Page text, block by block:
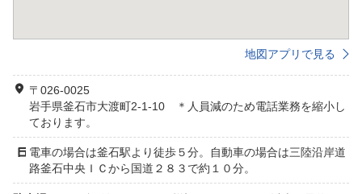
地図アプリで見る
〒026-0025
岩手県釜石市大渡町2-1-10 ＊人員減のため電話業務を縮小し
ております。
電車の場合は釜石駅より徒歩５分。自動車の場合は三陸沿岸道
路釜石中央ＩＣから国道２８３で約１０分。